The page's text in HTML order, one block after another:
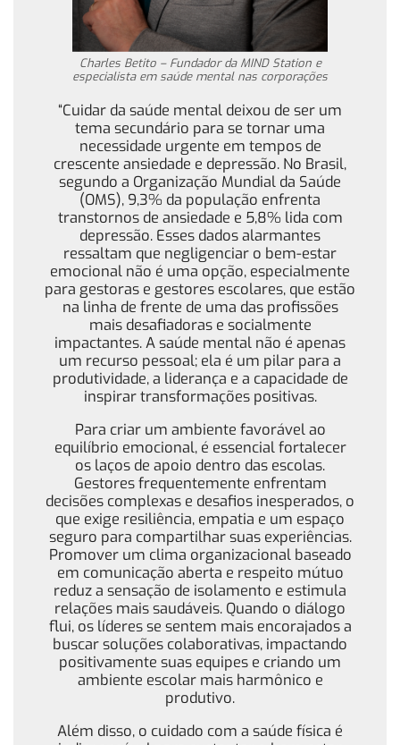
Charles Betito – Fundador da MIND Station e
especialista em saúde mental nas corporações
“Cuidar da saúde mental deixou de ser um
tema secundário para se tornar uma
necessidade urgente em tempos de
crescente ansiedade e depressão. No Brasil,
segundo a Organização Mundial da Saúde
(OMS), 9,3% da população enfrenta
transtornos de ansiedade e 5,8% lida com
depressão. Esses dados alarmantes
ressaltam que negligenciar o bem-estar
emocional não é uma opção, especialmente
para gestoras e gestores escolares, que estão
na linha de frente de uma das profissões
mais desafiadoras e socialmente
impactantes. A saúde mental não é apenas
um recurso pessoal; ela é um pilar para a
produtividade, a liderança e a capacidade de
inspirar transformações positivas.
Para criar um ambiente favorável ao
equilíbrio emocional, é essencial fortalecer
os laços de apoio dentro das escolas.
Gestores frequentemente enfrentam
decisões complexas e desafios inesperados, o
que exige resiliência, empatia e um espaço
seguro para compartilhar suas experiências.
Promover um clima organizacional baseado
em comunicação aberta e respeito mútuo
reduz a sensação de isolamento e estimula
relações mais saudáveis. Quando o diálogo
flui, os líderes se sentem mais encorajados a
buscar soluções colaborativas, impactando
positivamente suas equipes e criando um
ambiente escolar mais harmônico e
produtivo.
Além disso, o cuidado com a saúde física é